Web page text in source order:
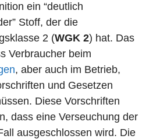
ein “deutlich
Stoff, der die
2 (WGK 2) hat. Das
Verbraucher beim
, aber auch im Betrieb,
und Gesetzen
Diese Vorschriften
dass eine Verseuchung der
ausgeschlossen wird. Die